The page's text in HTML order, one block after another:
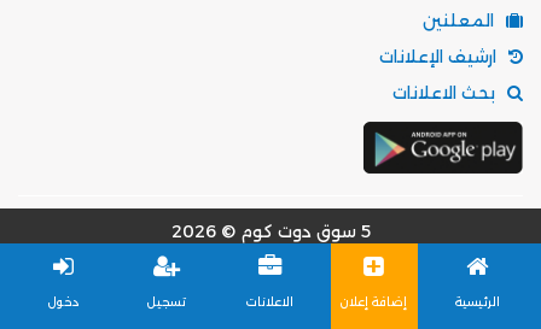
المعلنين
ارشيف الإعلانات
بحث الاعلانات
5 سوق دوت كوم © 2026
مؤسسة موقع 5 سوق للتسويق الالكتروني
دخول تسجيل الاعلانات إضافة إعلان الرئيسية